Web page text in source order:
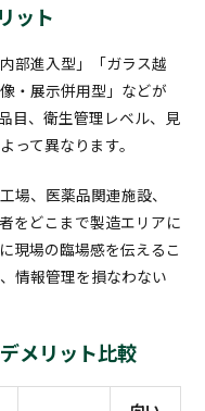
ット
部進入型」「ガラス越
・展示併用型」などが
目、衛生管理レベル、見
って異なります。
場、医薬品関連施設、
をどこまで製造エリアに
現場の臨場感を伝えるこ
情報管理を損なわない
メリット比較